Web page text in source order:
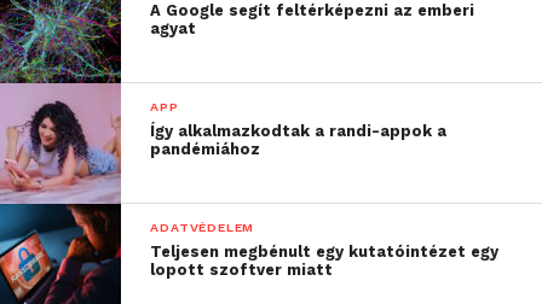
A Google segít feltérképezni az emberi
agyat
APP
Így alkalmazkodtak a randi-appok a
pandémiához
ADATVÉDELEM
Teljesen megbénult egy kutatóintézet egy
lopott szoftver miatt